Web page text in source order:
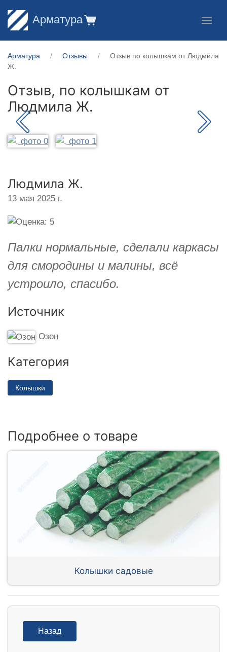
Арматура
Арматура Отзывы
Отзыв по колышкам от Людмила
Ж.
Отзыв, по колышкам от
Людмила Ж.
Людмила Ж.
13 мая 2025 г.
Палки нормальные, сделали каркасы
для смородины и малины, всё
устроило, спасибо.
Источник
Озон
Категория
Колышки
Подробнее о товаре
Колышки садовые
Назад